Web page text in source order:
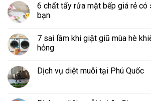
6 chất tẩy rửa mặt bếp giá rẻ có
bạn
7 sai lầm khi giặt giũ mùa hè
hỏng
Dịch vụ diệt muỗi tại Phú Quốc